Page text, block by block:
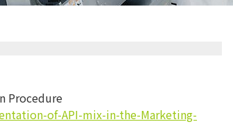
Procedure
of-API-mix-in-the-Marketing-